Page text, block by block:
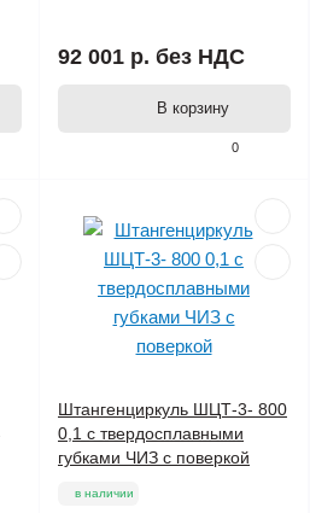
0
92 001 р. без НДС
В корзину
Штангенциркуль ШЦТ-3- 800
0,1 с твердосплавными
губками ЧИЗ с поверкой
в наличии